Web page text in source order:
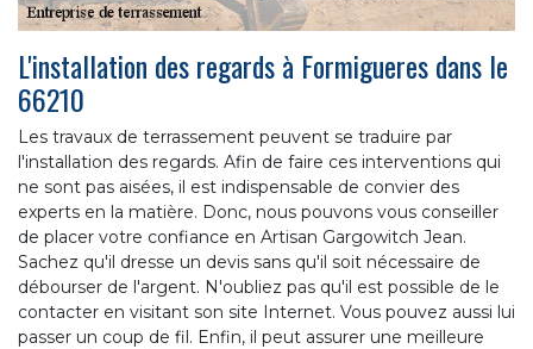
L'installation des regards à Formigueres dans le
66210
Les travaux de terrassement peuvent se traduire par
l'installation des regards. Afin de faire ces interventions qui
ne sont pas aisées, il est indispensable de convier des
experts en la matière. Donc, nous pouvons vous conseiller
de placer votre confiance en Artisan Gargowitch Jean.
Sachez qu'il dresse un devis sans qu'il soit nécessaire de
débourser de l'argent. N'oubliez pas qu'il est possible de le
contacter en visitant son site Internet. Vous pouvez aussi lui
passer un coup de fil. Enfin, il peut assurer une meilleure